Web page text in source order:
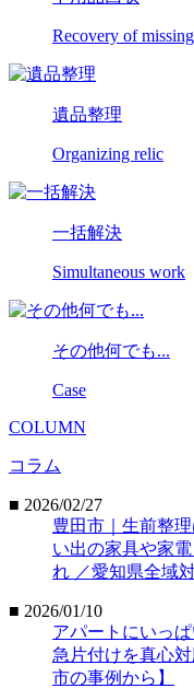
Recovery of
遺品整理
Organizing relic
一括解決
Simultaneous work
その他何でも...
Case
COLUMN
コラム
■ 2026/02/27
豊田市｜生前整
い出の家具や家
れ ／愛知県全域
■ 2026/01/10
アパートにいっ
急片付けを真心
市の事例から】